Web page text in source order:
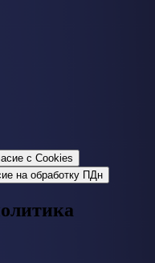
c Cookies
на обработку ПДн